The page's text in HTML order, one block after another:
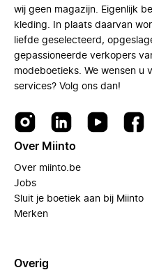
wij geen magazijn. Eigenlijk
kleding. In plaats daarvan
liefde geselecteerd,
gepassioneerde verkopers
modeboetieks. We wensen u
services? Volg ons dan!
Over Miinto
Over miinto.be
Jobs
Sluit je boetiek aan bij Miinto
Merken
Overig